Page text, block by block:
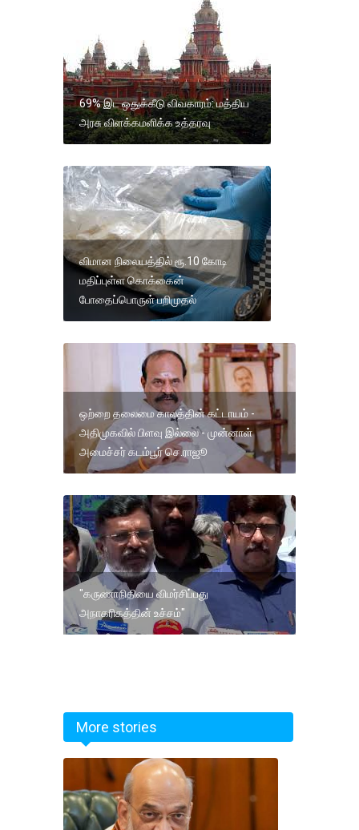
69% இட ஒதுக்கீடு விவகாரம்: மத்திய
அரசு விளக்கமளிக்க உத்தரவு
விமான நிலையத்தில் ரூ.10 கோடி
மதிப்புள்ள கொக்கைன்
போதைப்பொருள் பறிமுதல்
ஒற்றை தலைமை காலத்தின் கட்டாயம் -
அதிமுகவில் பிளவு இல்லை - முன்னாள்
அமைச்சர் கடம்பூர் செ.ராஜூ
"கருணாநிதியை விமர்சிப்பது
அநாகரிகத்தின் உச்சம்"
More stories